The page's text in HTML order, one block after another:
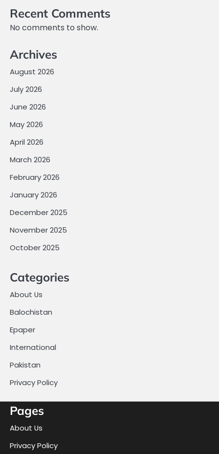
Recent Comments
No comments to show.
Archives
August 2026
July 2026
June 2026
May 2026
April 2026
March 2026
February 2026
January 2026
December 2025
November 2025
October 2025
Categories
About Us
Balochistan
Epaper
International
Pakistan
Privacy Policy
Pages
About Us
Privacy Policy